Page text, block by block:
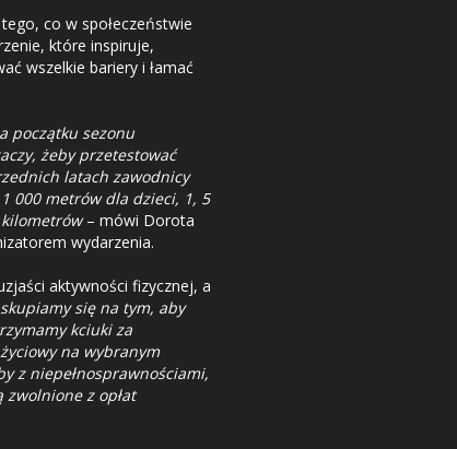
co w społeczeństwie
które inspiruje,
wszelkie bariery i łamać
początku sezonu
żeby przetestować
latach zawodnicy
000 metrów dla dzieci, 1, 5
– mówi Dorota
wydarzenia.
aktywności fizycznej, a
się na tym, aby
kciuki za
na wybranym
z niepełnosprawnościami,
z opłat